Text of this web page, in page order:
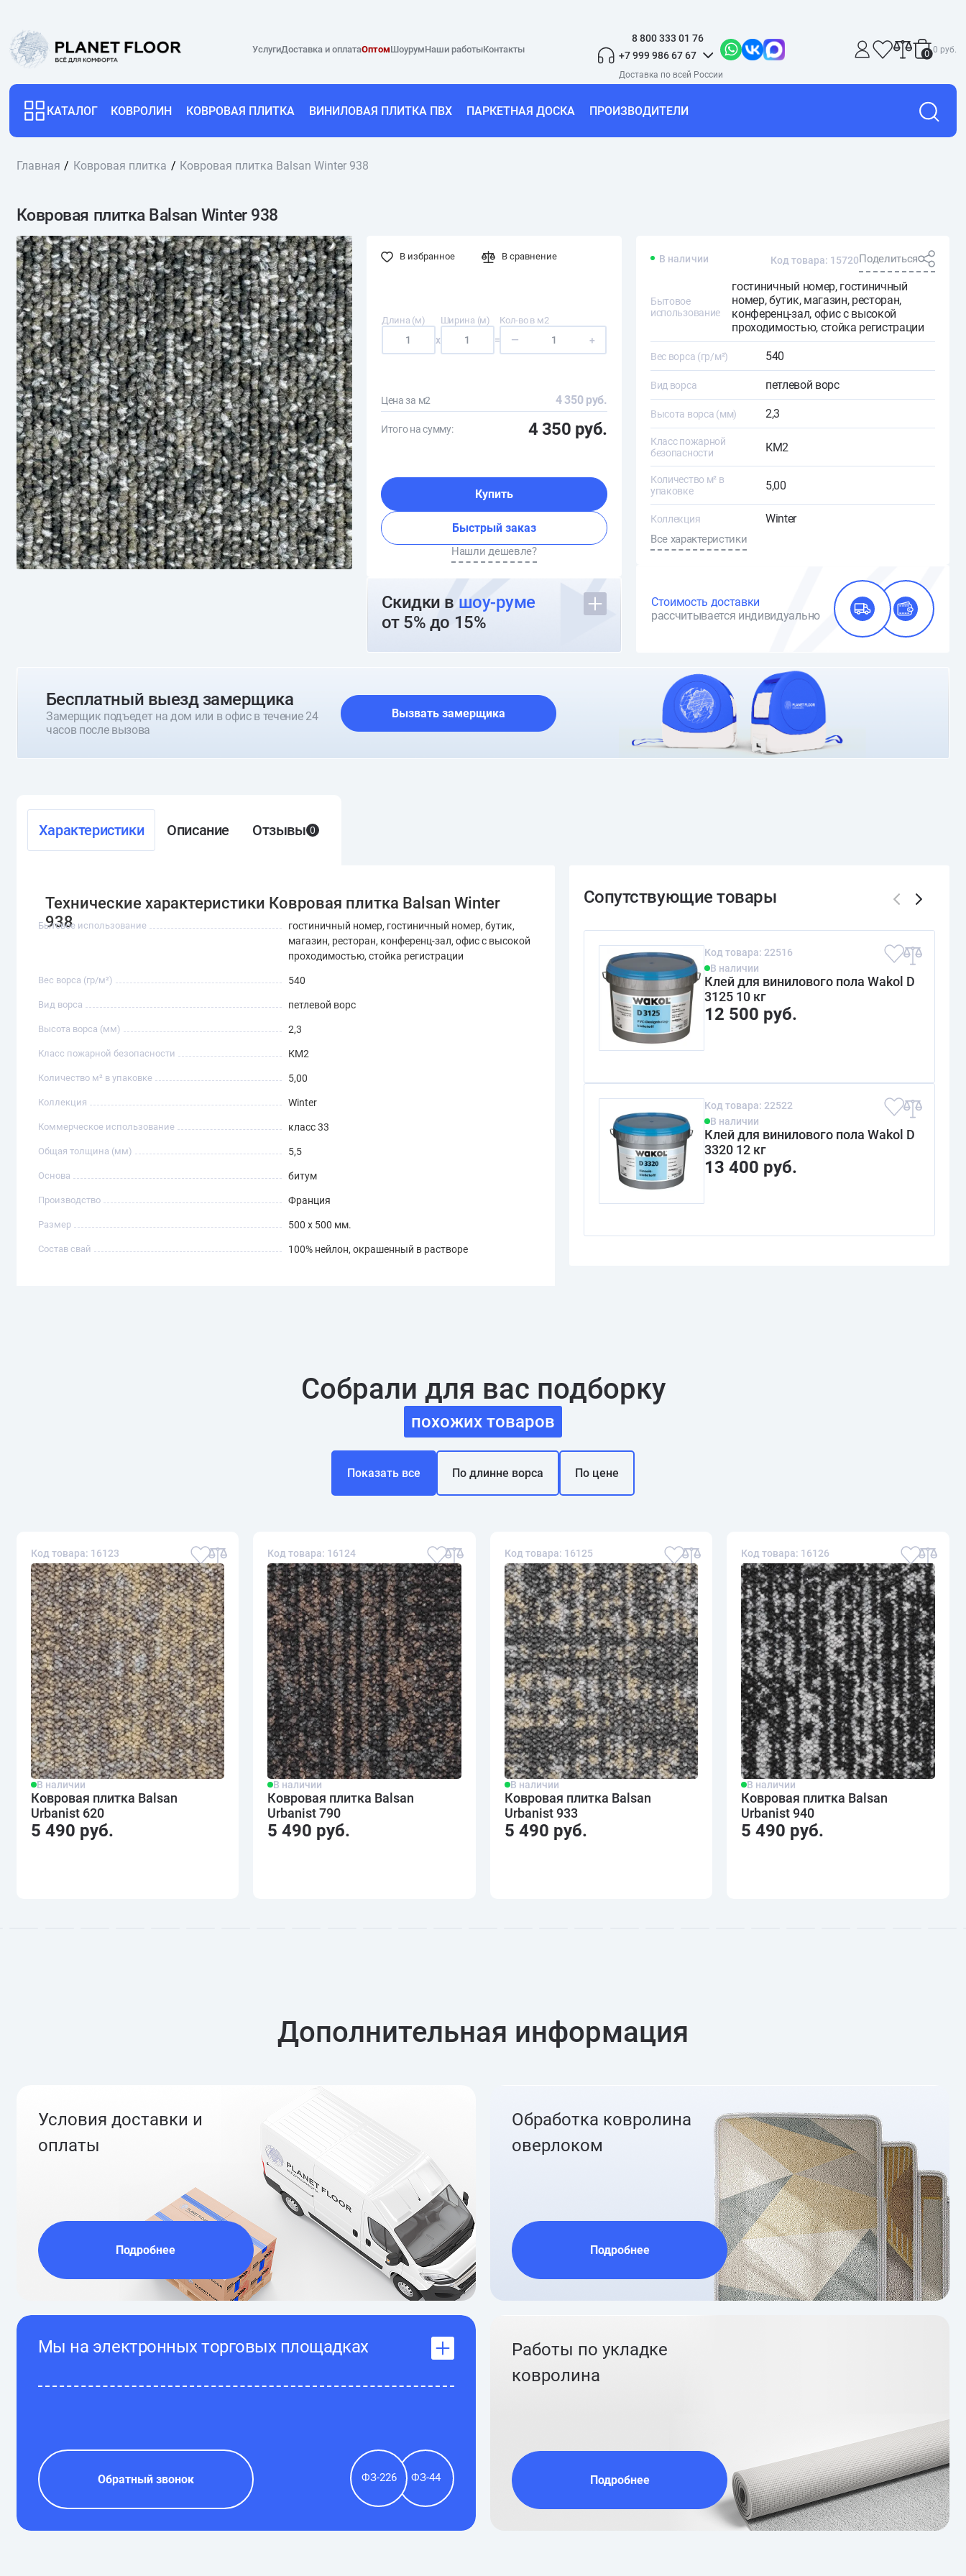
УслугиДоставка и оплатаОптомШоурумНаши работыКонтакты
8 800 333 01 76
+7 999 986 67 67
0 0 руб.
КАТАЛОГ КОВРОЛИН КОВРОВАЯ ПЛИТКА ВИНИЛОВАЯ ПЛИТКА ПВХ ПАРКЕТНАЯ ДОСКА ПРОИЗВОДИТЕЛИ
Главная Ковровая плитка Ковровая плитка Balsan Winter 938
Ковровая плитка Balsan Winter 938
В избранное В сравнение
Длина (м)
x
Ширина (м)
=
Кол-во в м2
— +
Цена за м2 4 350 руб.
Итого на сумму: 4 350 руб.
Купить
Быстрый заказ
Нашли дешевле?
Скидки в шоу-руме
от 5% до 15%
В наличии Код товара: 15720Поделиться
Бытовое
использование
гостиничный номер, гостиничный
номер, бутик, магазин, ресторан,
конференц-зал, офис с высокой
проходимостью, стойка регистрации
Вес ворса (гр/м²) 540
Вид ворса петлевой ворс
Высота ворса (мм) 2,3
Класс пожарной
безопасности
КМ2
Количество м² в
упаковке
5,00
Коллекция Winter
Все характеристики
Стоимость доставки
рассчитывается индивидуально
О доставке и оплате
Бесплатный выезд замерщика
Замерщик подъедет на дом или в офис в течение 24
часов после вызова
Вызвать замерщика
Характеристики Описание Отзывы 0
Технические характеристики Ковровая плитка Balsan Winter
938
Бытовое использование
гостиничный номер, гостиничный номер, бутик,
магазин, ресторан, конференц-зал, офис с высокой
проходимостью, стойка регистрации
Вес ворса (гр/м²) 540
Вид ворса петлевой ворс
Высота ворса (мм) 2,3
Класс пожарной безопасности КМ2
Количество м² в упаковке 5,00
Коллекция Winter
Коммерческое использование класс 33
Общая толщина (мм) 5,5
Основа битум
Производство Франция
Размер 500 х 500 мм.
Состав свай 100% нейлон, окрашенный в растворе
Код товара: 22516
В наличии
Клей для винилового пола Wakol D
3125 10 кг
12 500 руб.
Код товара: 22522
В наличии
Клей для винилового пола Wakol D
3320 12 кг
13 400 руб.
Собрали для вас подборку
похожих товаров
Показать все По длинне ворса По цене
Код товара: 16123
В наличии
Ковровая плитка Balsan
Urbanist 620
5 490 руб.
Код товара: 16124
В наличии
Ковровая плитка Balsan
Urbanist 790
5 490 руб.
Код товара: 16125
В наличии
Ковровая плитка Balsan
Urbanist 933
5 490 руб.
Код товара: 16126
В наличии
Ковровая плитка Balsan
Urbanist 940
5 490 руб.
Дополнительная информация
Условия доставки и
оплаты
Подробнее
Обработка ковролина
оверлоком
Подробнее
Мы на электронных торговых площадках
Обратный звонок ФЗ-226 ФЗ-44
Работы по укладке
ковролина
Подробнее